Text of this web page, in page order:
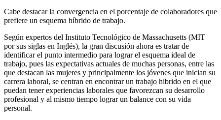
Cabe destacar la convergencia en el porcentaje de colaboradores que
prefiere un esquema híbrido de trabajo.
Según expertos del Instituto Tecnológico de Massachusetts (MIT
por sus siglas en Inglés), la gran discusión ahora es tratar de
identificar el punto intermedio para lograr el esquema ideal de
trabajo, pues las expectativas actuales de muchas personas, entre las
que destacan las mujeres y principalmente los jóvenes que inician su
carrera laboral, se centran en encontrar un trabajo hibrido en el que
puedan tener experiencias laborales que favorezcan su desarrollo
profesional y al mismo tiempo lograr un balance con su vida
personal.